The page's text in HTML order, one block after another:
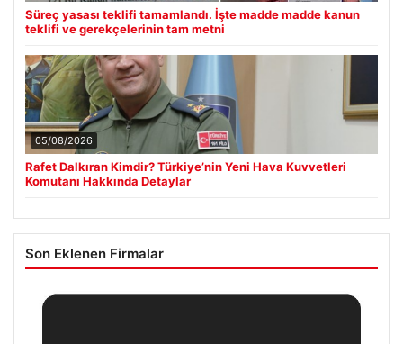
Süreç yasası teklifi tamamlandı. İşte madde madde kanun
teklifi ve gerekçelerinin tam metni
05/08/2026
Rafet Dalkıran Kimdir? Türkiye’nin Yeni Hava Kuvvetleri
Komutanı Hakkında Detaylar
Son Eklenen Firmalar